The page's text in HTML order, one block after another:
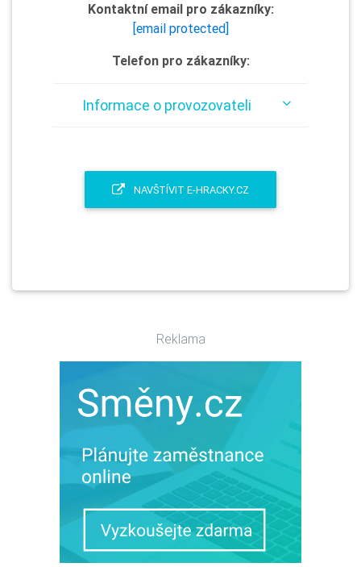
Kontaktní email pro zákazníky:
[email protected]
Telefon pro zákazníky:
Informace o provozovateli
NAVŠTÍVIT E-HRACKY.CZ
Reklama